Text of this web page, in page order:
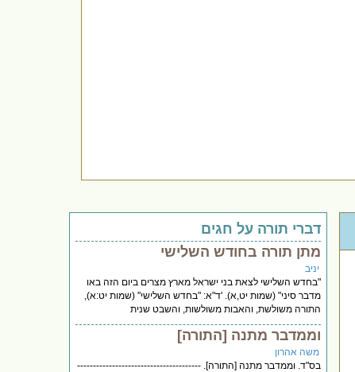
דברי תורה על חגים
מתן תורה בחודש השלישי
יניב
"בחדש השלישי לצאת בני ישראל מארץ מצרים ביום הזה באו
מדבר סיני" (שמות יט,א). 'ד"א: "בחדש השלישי" (שמות יט:א),
התורה משולשת, והאבות משולשות, והשבט שנית
וממדבר מתנה [התורה]
משה אהרון
בס"ד. וממדבר מתנה [התורה]. ---------------------------------------